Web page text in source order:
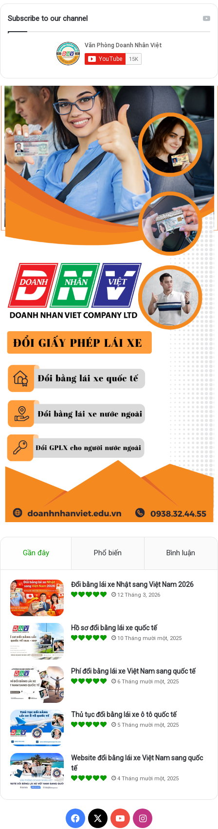
Subscribe to our channel
Gần đây Phổ biến Bình luận
Đổi bằng lái xe Nhật sang Việt Nam 2026
12 Tháng 3, 2026
Hồ sơ đổi bằng lái xe quốc tế
10 Tháng mười một, 2025
Phí đổi bằng lái xe Việt Nam sang quốc tế
6 Tháng mười một, 2025
Thủ tục đổi bằng lái xe ô tô quốc tế
5 Tháng mười một, 2025
Website đổi bằng lái xe Việt Nam sang quốc
tế
4 Tháng mười một, 2025
X Y I